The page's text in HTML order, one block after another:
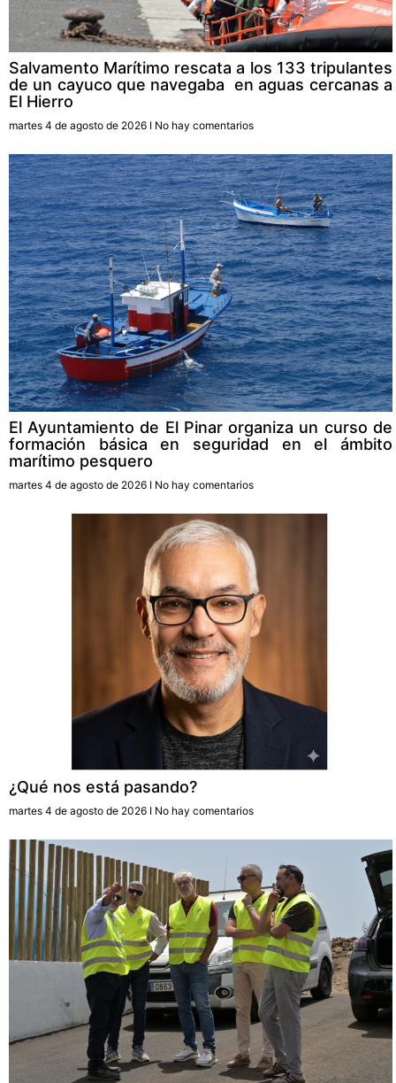
Salvamento Marítimo rescata a los 133 tripulantes
de un cayuco que navegaba en aguas cercanas a
El Hierro
martes 4 de agosto de 2026 No hay comentarios
El Ayuntamiento de El Pinar organiza un curso de
formación básica en seguridad en el ámbito
marítimo pesquero
martes 4 de agosto de 2026 No hay comentarios
¿Qué nos está pasando?
martes 4 de agosto de 2026 No hay comentarios